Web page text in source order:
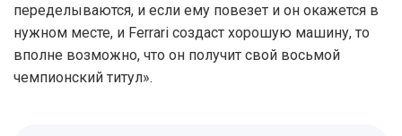
переделываются, и если ему повезет и он окажется в
нужном месте, и Ferrari создаст хорошую машину, то
вполне возможно, что он получит свой восьмой
чемпионский титул».